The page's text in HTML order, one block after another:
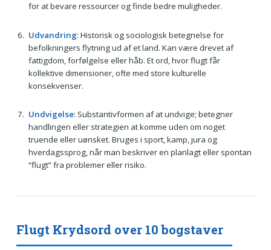
for at bevare ressourcer og finde bedre muligheder.
Udvandring: Historisk og sociologisk betegnelse for
befolkningers flytning ud af et land. Kan være drevet af
fattigdom, forfølgelse eller håb. Et ord, hvor flugt får
kollektive dimensioner, ofte med store kulturelle
konsekvenser.
Undvigelse: Substantivformen af at undvige; betegner
handlingen eller strategien at komme uden om noget
truende eller uønsket. Bruges i sport, kamp, jura og
hverdagssprog, når man beskriver en planlagt eller spontan
“flugt” fra problemer eller risiko.
Flugt Krydsord over 10 bogstaver